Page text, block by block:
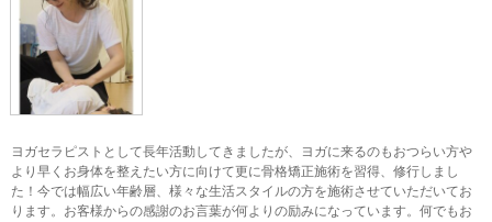
ヨガセラピストとして長年活動してきましたが、ヨガに来るのもおつらい方や
より早くお身体を整えたい方に向けて更に骨格矯正施術を習得、修行しまし
た！今では幅広い年齢層、様々な生活スタイルの方を施術させていただいてお
ります。お客様からの感謝のお言葉が何よりの励みになっています。何でもお